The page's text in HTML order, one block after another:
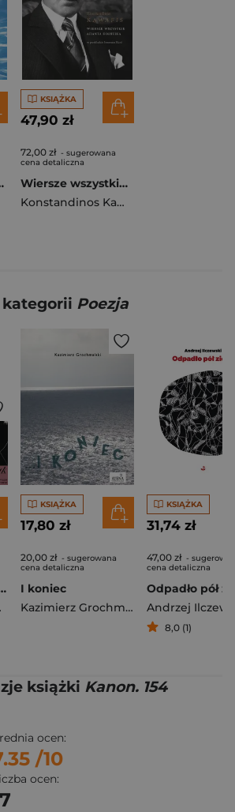
do brzegu
KSIĄŻKA
47,90 zł
72,00 zł - sugerowana
cena detaliczna
Wiersze wszystkie Apanta poietika
Konstandinos Kawafis
kategorii Poezja
Tom 1-2
KSIĄŻKA
17,80 zł
20,00 zł - sugerowana
cena detaliczna
I koniec
Kazimierz Grochmalski
KSIĄŻKA
31,74 zł
47,00 zł -
cena detaliczna
Odpadło pół
Andrzej
8,0 (1)
książki Kanon. 154
ocen:
/10
ocen: